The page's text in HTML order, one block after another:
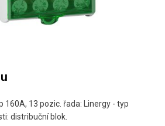
160A, 13 pozic. řada: Linergy - typ
distribuční blok.